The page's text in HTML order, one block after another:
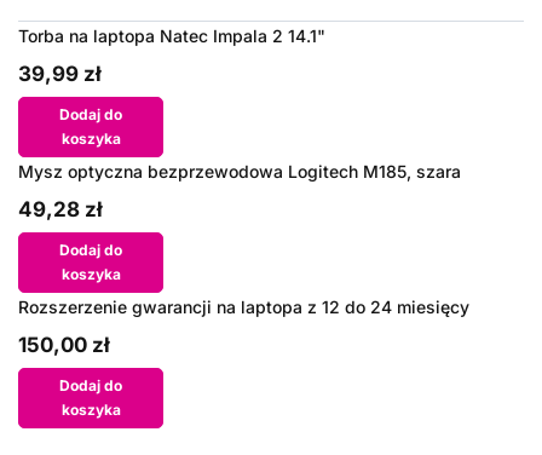
Torba na laptopa Natec Impala 2 14.1"
39,99 zł
Dodaj do
koszyka
Mysz optyczna bezprzewodowa Logitech M185, szara
49,28 zł
Dodaj do
koszyka
Rozszerzenie gwarancji na laptopa z 12 do 24 miesięcy
150,00 zł
Dodaj do
koszyka